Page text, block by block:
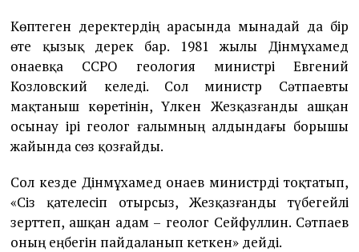
Көптеген деректердің арасында мынадай да бір
өте қызық дерек бар. 1981 жылы Дінмұхамед
Қонаевқа ССРО геология министрі Евгений
Козловский келеді. Сол министр Сәтпаевты
мақтаныш көретінін, Үлкен Жезқазғанды ашқан
осынау ірі геолог ғалымның алдындағы борышы
жайында сөз қозғайды.
Сол кезде Дінмұхамед Қонаев министрді тоқтатып,
«Сіз қателесіп отырсыз, Жезқазғанды түбегейлі
зерттеп, ашқан адам – геолог Сейфуллин. Сәтпаев
оның еңбегін пайдаланып кеткен» дейді.